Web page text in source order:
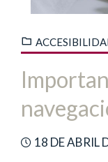
18 DE ABRIL